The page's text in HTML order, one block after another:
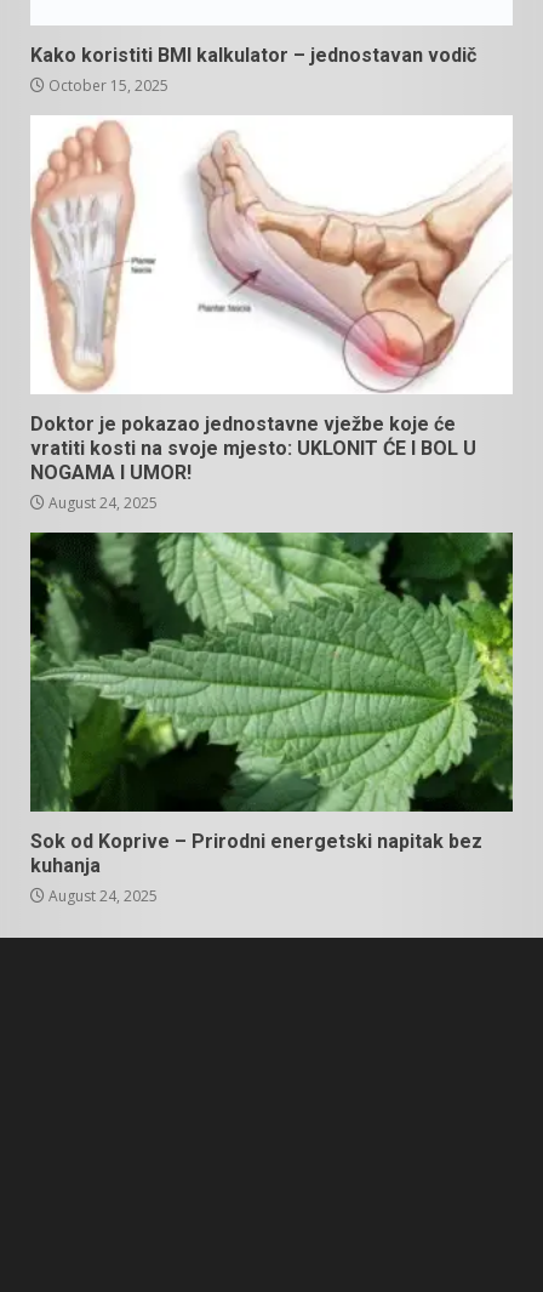
Kako koristiti BMI kalkulator – jednostavan vodič
October 15, 2025
Doktor je pokazao jednostavne vježbe koje će
vratiti kosti na svoje mjesto: UKLONIT ĆE I BOL U
NOGAMA I UMOR!
August 24, 2025
Sok od Koprive – Prirodni energetski napitak bez
kuhanja
August 24, 2025